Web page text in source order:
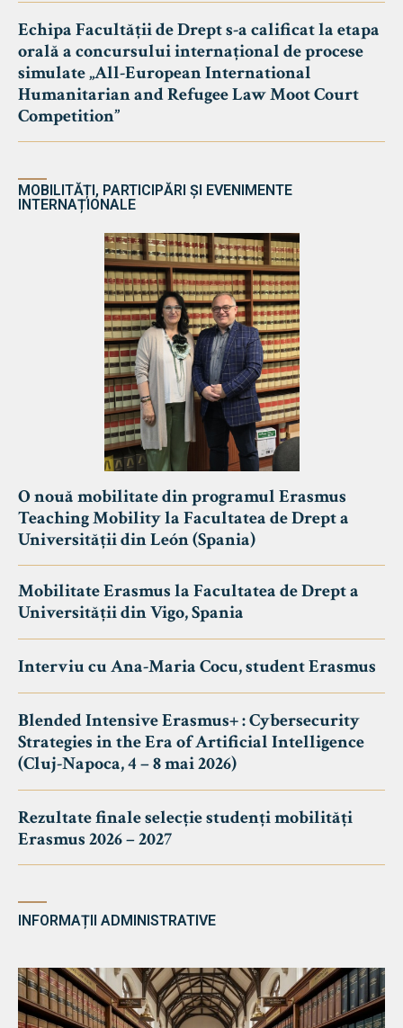
Echipa Facultății de Drept s-a calificat la etapa
orală a concursului internațional de procese
simulate „All-European International
Humanitarian and Refugee Law Moot Court
Competition”
MOBILITĂȚI, PARTICIPĂRI ȘI EVENIMENTE
INTERNAȚIONALE
O nouă mobilitate din programul Erasmus
Teaching Mobility la Facultatea de Drept a
Universității din León (Spania)
Mobilitate Erasmus la Facultatea de Drept a
Universității din Vigo, Spania
Interviu cu Ana-Maria Cocu, student Erasmus
Blended Intensive Erasmus+ : Cybersecurity
Strategies in the Era of Artificial Intelligence
(Cluj-Napoca, 4 – 8 mai 2026)
Rezultate finale selecție studenți mobilități
Erasmus 2026 – 2027
INFORMAȚII ADMINISTRATIVE